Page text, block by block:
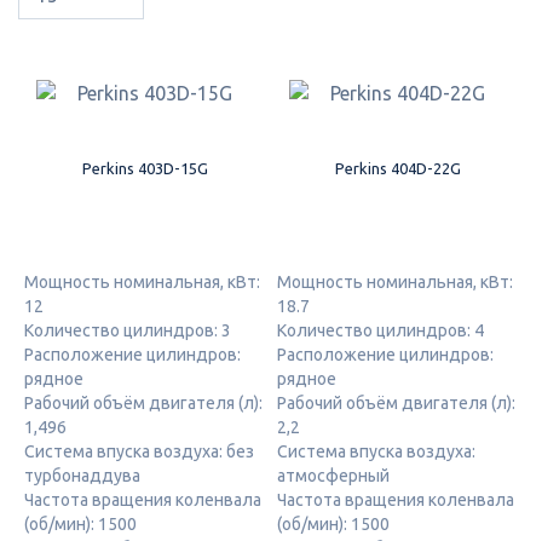
Perkins 403D-15G
Мощность номинальная, кВт:
12
Количество цилиндров: 3
Расположение цилиндров:
рядное
Рабочий объём двигателя (л):
1,496
Система впуска воздуха: без
турбонаддува
Частота вращения коленвала
(об/мин): 1500
Perkins 404D-22G
Мощность номинальная, кВт:
18.7
Количество цилиндров: 4
Расположение цилиндров:
рядное
Рабочий объём двигателя (л):
2,2
Система впуска воздуха:
атмосферный
Частота вращения коленвала
(об/мин): 1500